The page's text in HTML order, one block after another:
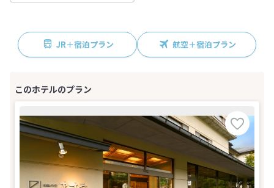
JR＋宿泊プラン 航空＋宿泊プラン